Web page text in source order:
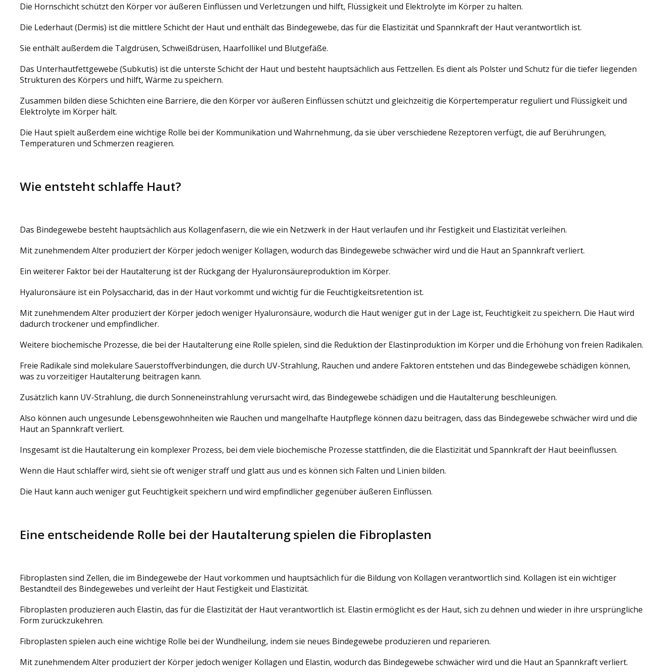
Die Hornschicht schützt den Körper vor äußeren Einflüssen und Verletzungen und hilft, Flüssigkeit und Elektrolyte im Körper zu halten.
Die Lederhaut (Dermis) ist die mittlere Schicht der Haut und enthält das Bindegewebe, das für die Elastizität und Spannkraft der Haut verantwortlich ist.
Sie enthält außerdem die Talgdrüsen, Schweißdrüsen, Haarfollikel und Blutgefäße.
Das Unterhautfettgewebe (Subkutis) ist die unterste Schicht der Haut und besteht hauptsächlich aus Fettzellen. Es dient als Polster und Schutz für die tiefer liegenden
Strukturen des Körpers und hilft, Wärme zu speichern.
Zusammen bilden diese Schichten eine Barriere, die den Körper vor äußeren Einflüssen schützt und gleichzeitig die Körpertemperatur reguliert und Flüssigkeit und
Elektrolyte im Körper hält.
Die Haut spielt außerdem eine wichtige Rolle bei der Kommunikation und Wahrnehmung, da sie über verschiedene Rezeptoren verfügt, die auf Berührungen,
Temperaturen und Schmerzen reagieren.
Wie entsteht schlaffe Haut?
Das Bindegewebe besteht hauptsächlich aus Kollagenfasern, die wie ein Netzwerk in der Haut verlaufen und ihr Festigkeit und Elastizität verleihen.
Mit zunehmendem Alter produziert der Körper jedoch weniger Kollagen, wodurch das Bindegewebe schwächer wird und die Haut an Spannkraft verliert.
Ein weiterer Faktor bei der Hautalterung ist der Rückgang der Hyaluronsäureproduktion im Körper.
Hyaluronsäure ist ein Polysaccharid, das in der Haut vorkommt und wichtig für die Feuchtigkeitsretention ist.
Mit zunehmendem Alter produziert der Körper jedoch weniger Hyaluronsäure, wodurch die Haut weniger gut in der Lage ist, Feuchtigkeit zu speichern. Die Haut wird
dadurch trockener und empfindlicher.
Weitere biochemische Prozesse, die bei der Hautalterung eine Rolle spielen, sind die Reduktion der Elastinproduktion im Körper und die Erhöhung von freien Radikalen.
Freie Radikale sind molekulare Sauerstoffverbindungen, die durch UV-Strahlung, Rauchen und andere Faktoren entstehen und das Bindegewebe schädigen können,
was zu vorzeitiger Hautalterung beitragen kann.
Zusätzlich kann UV-Strahlung, die durch Sonneneinstrahlung verursacht wird, das Bindegewebe schädigen und die Hautalterung beschleunigen.
Also können auch ungesunde Lebensgewohnheiten wie Rauchen und mangelhafte Hautpflege können dazu beitragen, dass das Bindegewebe schwächer wird und die
Haut an Spannkraft verliert.
Insgesamt ist die Hautalterung ein komplexer Prozess, bei dem viele biochemische Prozesse stattfinden, die die Elastizität und Spannkraft der Haut beeinflussen.
Wenn die Haut schlaffer wird, sieht sie oft weniger straff und glatt aus und es können sich Falten und Linien bilden.
Die Haut kann auch weniger gut Feuchtigkeit speichern und wird empfindlicher gegenüber äußeren Einflüssen.
Eine entscheidende Rolle bei der Hautalterung spielen die Fibroplasten
Fibroplasten sind Zellen, die im Bindegewebe der Haut vorkommen und hauptsächlich für die Bildung von Kollagen verantwortlich sind. Kollagen ist ein wichtiger
Bestandteil des Bindegewebes und verleiht der Haut Festigkeit und Elastizität.
Fibroplasten produzieren auch Elastin, das für die Elastizität der Haut verantwortlich ist. Elastin ermöglicht es der Haut, sich zu dehnen und wieder in ihre ursprüngliche
Form zurückzukehren.
Fibroplasten spielen auch eine wichtige Rolle bei der Wundheilung, indem sie neues Bindegewebe produzieren und reparieren.
Mit zunehmendem Alter produziert der Körper jedoch weniger Kollagen und Elastin, wodurch das Bindegewebe schwächer wird und die Haut an Spannkraft verliert.